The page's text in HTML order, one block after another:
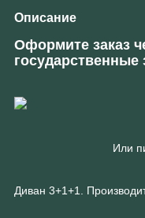
Описание
Оформите заказ
государственные
Или
Диван 3+1+1.